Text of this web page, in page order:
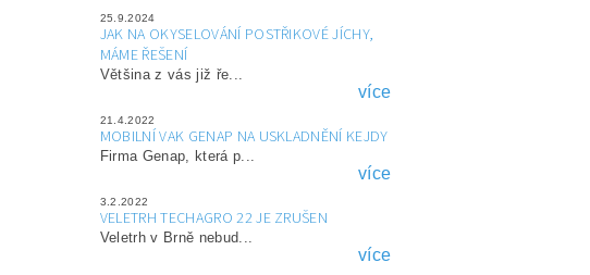
25.9.2024
JAK NA OKYSELOVÁNÍ POSTŘIKOVÉ JÍCHY,
MÁME ŘEŠENÍ
Většina z vás již ře...
více
21.4.2022
MOBILNÍ VAK GENAP NA USKLADNĚNÍ KEJDY
Firma Genap, která p...
více
3.2.2022
VELETRH TECHAGRO 22 JE ZRUŠEN
Veletrh v Brně nebud...
více